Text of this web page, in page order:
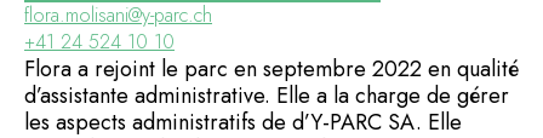
flora.molisani@y-parc.ch
+41 24 524 10 10
Flora a rejoint le parc en septembre 2022 en qualité
d’assistante administrative. Elle a la charge de gérer
les aspects administratifs de d’Y-PARC SA. Elle